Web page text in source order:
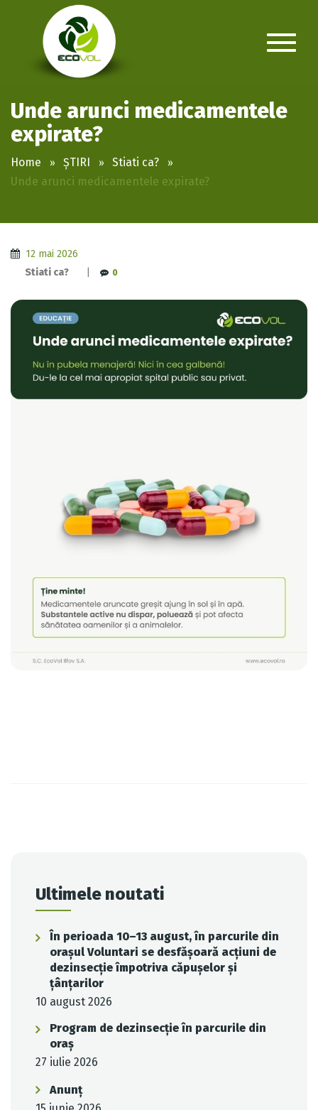
Unde arunci medicamentele
expirate?
Home ȘTIRI
Stiati ca?
Unde arunci medicamentele expirate?
12 mai 2026
Stiati ca?
0
Ultimele noutati
În perioada 10–13 august, în parcurile din
orașul Voluntari se desfășoară acțiuni de
dezinsecție împotriva căpușelor și
țânțarilor
10 august 2026
Program de dezinsecție în parcurile din
oraș
27 iulie 2026
Anunț